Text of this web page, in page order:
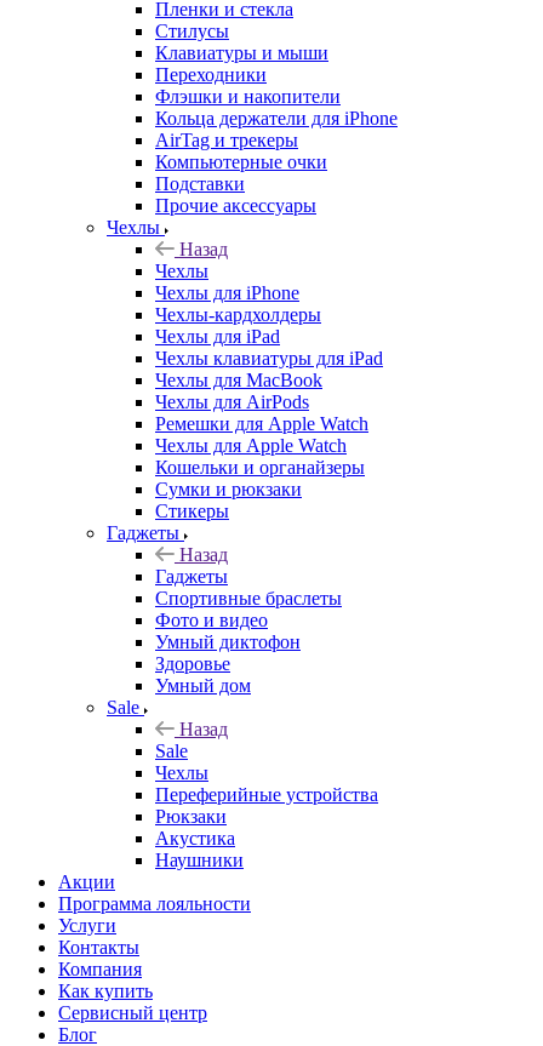
Пленки и стекла
Стилусы
Клавиатуры и мыши
Переходники
Флэшки и накопители
Кольца держатели для iPhone
AirTag и трекеры
Компьютерные очки
Подставки
Прочие аксессуары
Чехлы
Назад
Чехлы
Чехлы для iPhone
Чехлы-кардхолдеры
Чехлы для iPad
Чехлы клавиатуры для iPad
Чехлы для MacBook
Чехлы для AirPods
Ремешки для Apple Watch
Чехлы для Apple Watch
Кошельки и органайзеры
Сумки и рюкзаки
Стикеры
Гаджеты
Назад
Гаджеты
Спортивные браслеты
Фото и видео
Умный диктофон
Здоровье
Умный дом
Sale
Назад
Sale
Чехлы
Переферийные устройства
Рюкзаки
Акустика
Наушники
Акции
Программа лояльности
Услуги
Контакты
Компания
Как купить
Сервисный центр
Блог